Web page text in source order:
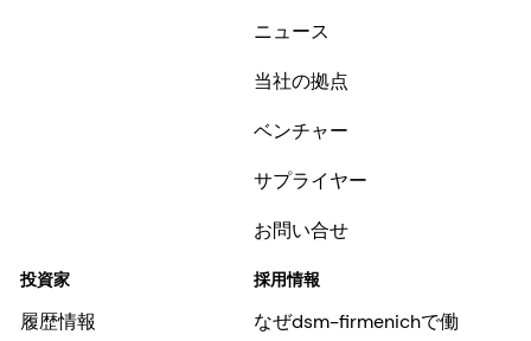
ニュース
当社の拠点
ベンチャー
サプライヤー
お問い合せ
投資家
履歴情報
採用情報
なぜdsm-firmenichで働